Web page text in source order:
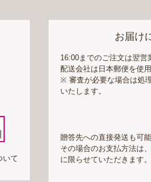
いて
お届け
16:00までのご注文は翌営
配送会社は日本郵便を使用
※ 審査が必要な場合は処
いたします。
贈答先への直接発送も可能
その場合のお支払方法は
に限らせていただきます。